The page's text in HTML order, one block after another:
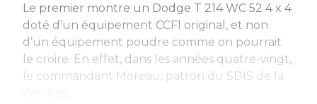
Le premier montre un Dodge T 214 WC 52 4 x 4
doté d’un équipement CCFl original, et non
d’un équipement poudre comme on pourrait
le croire. En effet, dans les années quatre-vingt,
le commandant Moreau, patron du SDIS de la